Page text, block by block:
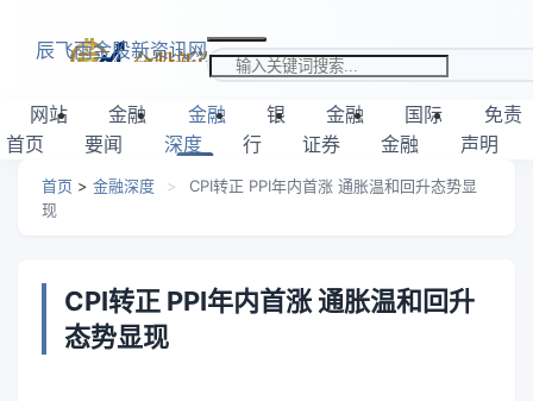
辰飞雨金股新资讯网
搜索关键词
网站
首页
金融
要闻
金融
深度
银
行
金融
证券
国际
金融
免责
声明
首页 > 金融深度 >
CPI转正 PPI年内首涨 通胀温和回升态势显
现
CPI转正 PPI年内首涨 通胀温和回升
态势显现